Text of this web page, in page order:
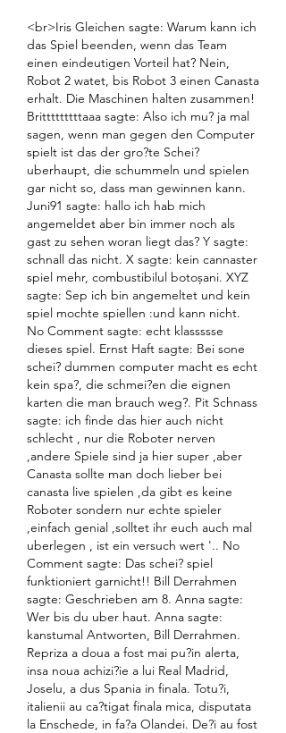
<br>Iris Gleichen sagte: Warum kann ich
das Spiel beenden, wenn das Team
einen eindeutigen Vorteil hat? Nein,
Robot 2 watet, bis Robot 3 einen Canasta
erhalt. Die Maschinen halten zusammen!
Britttttttttaaa sagte: Also ich mu? ja mal
sagen, wenn man gegen den Computer
spielt ist das der gro?te Schei?
uberhaupt, die schummeln und spielen
gar nicht so, dass man gewinnen kann.
Juni91 sagte: hallo ich hab mich
angemeldet aber bin immer noch als
gast zu sehen woran liegt das? Y sagte:
schnall das nicht. X sagte: kein cannaster
spiel mehr, combustibilul botoșani. XYZ
sagte: Sep ich bin angemeltet und kein
spiel mochte spiellen :und kann nicht.
No Comment sagte: echt klassssse
dieses spiel. Ernst Haft sagte: Bei sone
schei? dummen computer macht es echt
kein spa?, die schmei?en die eignen
karten die man brauch weg?. Pit Schnass
sagte: ich finde das hier auch nicht
schlecht , nur die Roboter nerven
,andere Spiele sind ja hier super ,aber
Canasta sollte man doch lieber bei
canasta live spielen ,da gibt es keine
Roboter sondern nur echte spieler
,einfach genial ,solltet ihr euch auch mal
uberlegen , ist ein versuch wert '.. No
Comment sagte: Das schei? spiel
funktioniert garnicht!! Bill Derrahmen
sagte: Geschrieben am 8. Anna sagte:
Wer bis du uber haut. Anna sagte:
kanstumal Antworten, Bill Derrahmen.
Repriza a doua a fost mai pu?in alerta,
insa noua achizi?ie a lui Real Madrid,
Joselu, a dus Spania in finala. Totu?i,
italienii au ca?tigat finala mica, disputata
la Enschede, in fa?a Olandei. De?i au fost